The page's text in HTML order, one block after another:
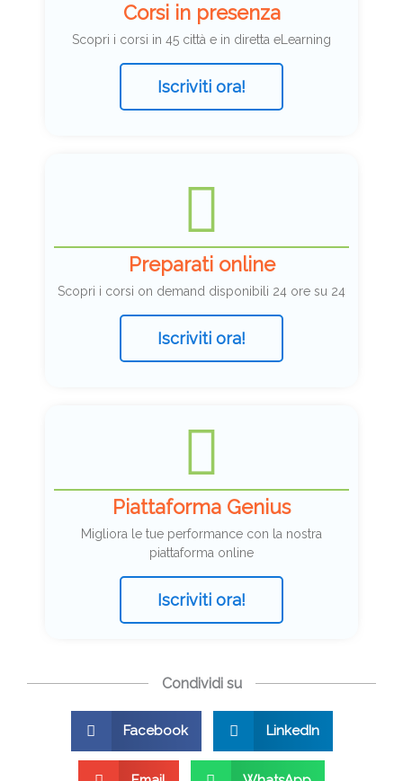
Corsi in presenza
Scopri i corsi in 45 città e in diretta eLearning
Iscriviti ora!
Preparati online
Scopri i corsi on demand disponibili 24 ore su 24
Iscriviti ora!
Piattaforma Genius
Migliora le tue performance con la nostra
piattaforma online
Iscriviti ora!
Condividi su
Facebook LinkedIn